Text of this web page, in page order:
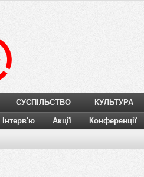
СУСПІЛЬСТВО КУЛЬТУРА
Інтерв'ю Акції Конференції